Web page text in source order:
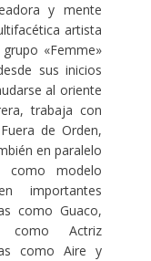
y mente
artista
«Femme»
sus inicios
al oriente
trabaja con
de Orden,
en paralelo
como modelo
importantes
como Guaco,
como Actriz
como Aire y